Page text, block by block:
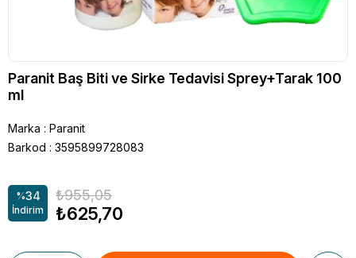
Paranit Baş Biti ve Sirke Tedavisi Sprey+Tarak 100
ml
Marka : Paranit
Barkod : 3595899728083
%34
İndirim
₺955,05
₺625,70